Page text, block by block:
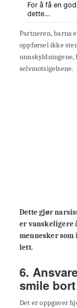
For å få en
dette…
Partneren, barna
oppførsel ikke
unnskyldningene,
selvmotsigelsene.
Dette gjør
er vanskeligere
mennesker
lett.
6.
smile bort
Det er oppgaver